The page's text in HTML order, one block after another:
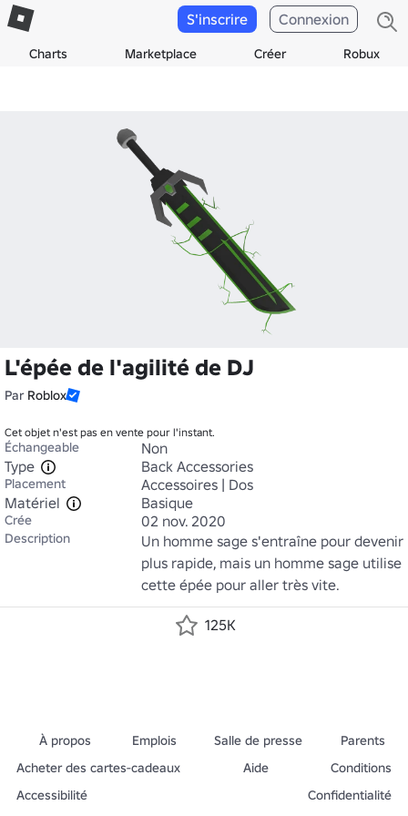
Charts Marketplace Créer Robux
S'inscrire Connexion
L'épée de l'agilité de DJ
Par Roblox
Cet objet n'est pas en vente pour l'instant.
Échangeable
Non
Type
Back Accessories
Placement
Accessoires | Dos
Matériel
Basique
Crée 02 nov. 2020
Description
Un homme sage s'entraîne pour devenir
plus rapide, mais un homme sage utilise
cette épée pour aller très vite.
125K
À propos Emplois Salle de presse
Parents
Acheter des cartes-cadeaux
Aide
Conditions
Accessibilité
Confidentialité